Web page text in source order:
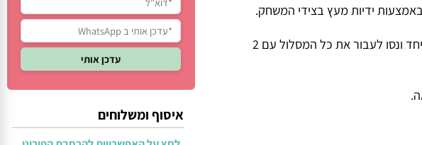
איסוף ומשלוחים